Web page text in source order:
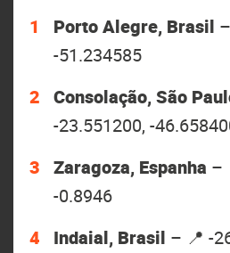
Porto Alegre, Brasil
-51.234585
Consolação, São
-23.551200, -
Zaragoza, Espanha –
-0.8946
Indaial, Brasil – 📍 -